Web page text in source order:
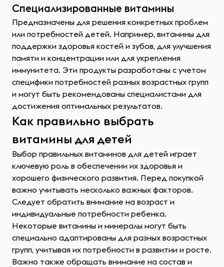
Специализированные витамины
Предназначены для решения конкретных проблем
или потребностей детей. Например, витамины для
поддержки здоровья костей и зубов, для улучшения
памяти и концентрации или для укрепления
иммунитета. Эти продукты разработаны с учетом
специфики потребностей разных возрастных групп
и могут быть рекомендованы специалистами для
достижения оптимальных результатов.
Как правильно выбрать
витамины для детей
Выбор правильных витаминов для детей играет
ключевую роль в обеспечении их здоровья и
хорошего физического развития. Перед покупкой
важно учитывать несколько важных факторов.
Следует обратить внимание на возраст и
индивидуальные потребности ребенка.
Некоторые витамины и минералы могут быть
специально адаптированы для разных возрастных
групп, учитывая их потребности в развитии и росте.
Важно также обращать внимание на состав и